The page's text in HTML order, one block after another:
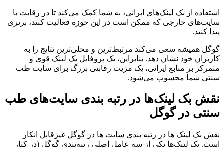
استفاده از بک لینک‌های ایرانی، به شما کمک می‌کند تا در رقابت با
سایت‌های خارجی که ممکن است در این حوزه فعالیت کنند، برتری
پیدا کنید.
گوگل همیشه سعی می‌کند مرتبط‌ترین و محلی‌ترین نتایج را به
کاربران خود نشان دهد. بنابراین، یک پروفایل بک لینک قوی و
متمرکز بر منابع ایرانی، یک مزیت رقابتی بزرگ برای سایت طب
سنتی شما محسوب می‌شود.
نقش بک لینک‌ها در رتبه بندی سایت‌های طب
سنتی در گوگل
نقش بک لینک ها در رتبه بندی سایت ها در گوگل غیرقابل انکار
است. بک لینک‌ها یکی از سه عامل اصلی رتبه‌بندی گوگل (در کنار